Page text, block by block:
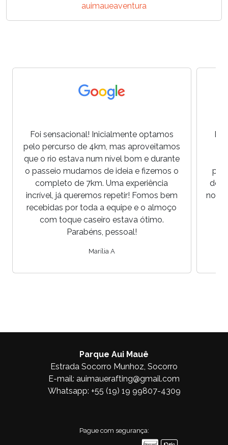
auimaueaventura
Foi sensacional! Inicialmente optamos
pelo percurso de 4km, mas aproveitamos
que o rio estava num nível bom e durante
o passeio mudamos de ideia e fizemos o
completo de 7km. Uma experiência
incrível, já queremos repetir! Fomos bem
recebidas por toda a equipe e o almoço
com toque caseiro estava ótimo.
Parabéns, pessoal!
Marília A
E
no
Parque Aui Mauê
Estrada Socorro Munhoz, Socorro
E-mail: auimauerafting@gmail.com
Whatsapp: +55 (19) 19 99807-4309
Pague com segurança: